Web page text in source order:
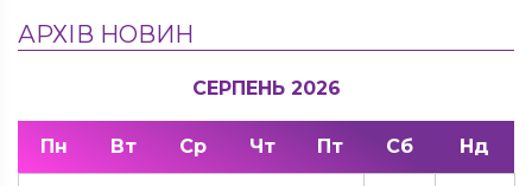
АРХІВ НОВИН
СЕРПЕНЬ 2026
Пн Вт Ср Чт Пт Сб Нд